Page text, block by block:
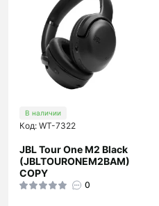
В наличии
Код: WT-7322
JBL Tour One M2 Black
(JBLTOURONEM2BAM)
COPY
0